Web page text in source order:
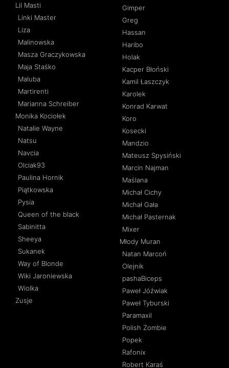
Lil Masti
Linki Master
Liza
Malinowska
Masza Graczykowska
Maja Staśko
Maluba
Martirenti
Marianna Schreiber
Monika Kociołek
Natalie Wayne
Natsu
Navcia
Olciak93
Paulina Hornik
Piątkowska
Pysia
Queen of the black
Sabinitta
Sheeya
Sukanek
Way of Blonde
Wiki Jaroniewska
Wiolka
Zusje
Gimper
Greg
Hassan
Haribo
Holak
Kacper Błoński
Kamil Łaszczyk
Karolek
Konrad Karwat
Koro
Kosecki
Mandzio
Mateusz Spysiński
Marcin Najman
Maślana
Michał Cichy
Michał Gała
Michał Pasternak
Mixer
Młody Muran
Natan Marcoń
Olejnik
pashaBiceps
Paweł Jóźwiak
Paweł Tyburski
Paramaxil
Polish Zombie
Popek
Rafonix
Robert Karaś